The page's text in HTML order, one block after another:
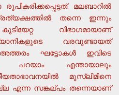
മലബാറില്‍
തന്നെ ഇന്നും
വിഭാഗമായാണ്
വരവുണ്ടായത്
ഘട്ടോകള്‍ ഇവിടെ
പറയാം. എന്തായാലും
മുസ്ലിമിനെ
എന്ന സങ്കല്പം തന്നെയാണ്